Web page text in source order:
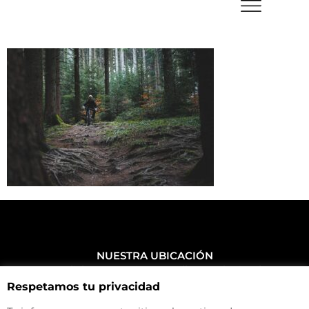
NUESTRA UBICACIÓN
Haz click aquí y mira como llegar a la tienda
CONTACTA CON NOSOTROS
+34 972 500 449
Respetamos tu privacidad